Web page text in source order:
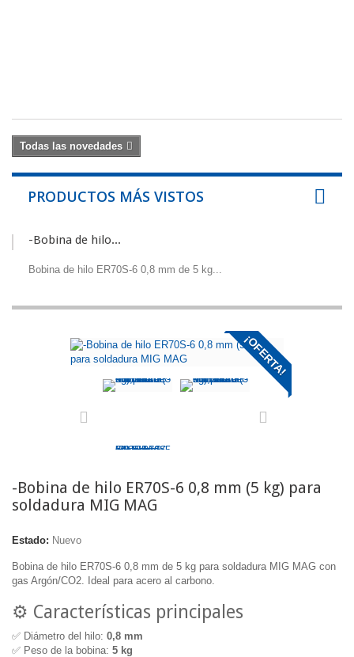
Todas las novedades
PRODUCTOS MÁS VISTOS
-Bobina de hilo...
Bobina de hilo ER70S-6 0,8 mm de 5 kg...
¡OFERTA!
-Bobina de hilo ER70S-6 0,8 mm (5 kg) para
soldadura MIG MAG
Estado: Nuevo
Bobina de hilo ER70S-6 0,8 mm de 5 kg para soldadura MIG MAG con
gas Argón/CO2. Ideal para acero al carbono.
⚙️ Características principales
✅ Diámetro del hilo: 0,8 mm
✅ Peso de la bobina: 5 kg